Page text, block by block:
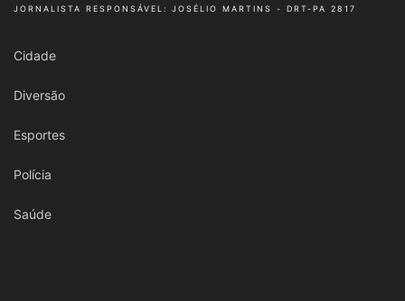
JORNALISTA RESPONSÁVEL: JOSÉLIO MARTINS - DRT-PA 2817
Cidade
Diversão
Esportes
Polícia
Saúde